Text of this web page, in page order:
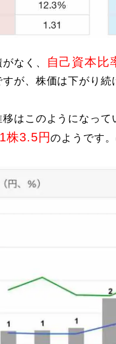
なく、 自己資本比
すが、株価は下がり続
移はこのようになっ
株3.5円のようです